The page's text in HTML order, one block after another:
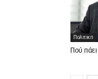
Πολιτική
Πού